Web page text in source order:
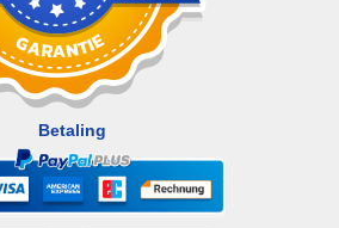
Betaling